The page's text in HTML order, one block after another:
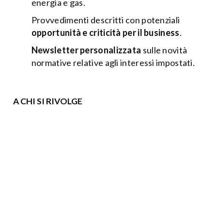
energia e gas.
Provvedimenti descritti con potenziali
opportunità e criticità per il business.
Newsletter personalizzata sulle novità
normative relative agli interessi impostati.
A CHI SI RIVOLGE